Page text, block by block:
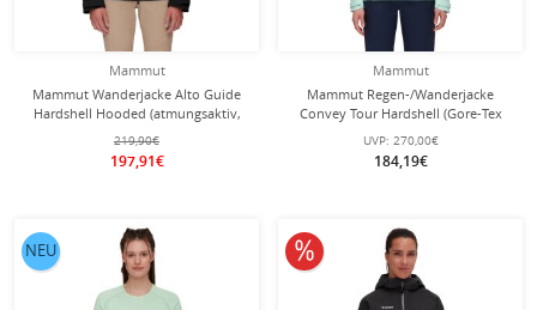
Mammut
Mammut Wanderjacke Alto Guide
Hardshell Hooded (atmungsaktiv,
wasserdicht, PFC-frei) schwarz
Damen
219,90€
197,91€
Mammut
Mammut Regen-/Wanderjacke
Convey Tour Hardshell (Gore-Tex
2.5‑Lagen, wasserdicht) mintgrün
Damen
UVP: 270,00€
184,19€
NEU 10% reduziert